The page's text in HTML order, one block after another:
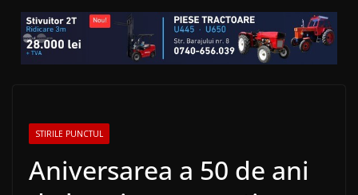
STIRILE PUNCTUL
Aniversarea a 50 de ani